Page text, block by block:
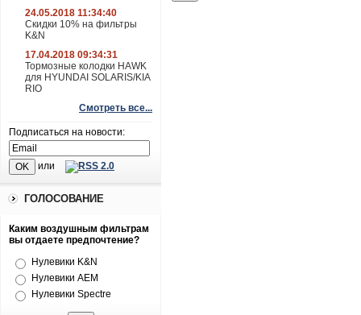
24.05.2018 11:34:40
Скидки 10% на фильтры
K&N
17.04.2018 09:34:31
Тормозные колодки HAWK
для HYUNDAI SOLARIS/KIA
RIO
Смотреть все...
Подписаться на новости:
или
ГОЛОСОВАНИЕ
Каким воздушным фильтрам
вы отдаете предпочтение?
Нулевики K&N
Нулевики AEM
Нулевики Spectre